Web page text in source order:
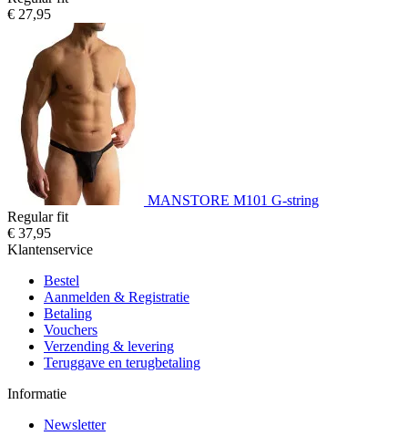
€ 27,95
MANSTORE M101 G-string
Regular fit
€ 37,95
Klantenservice
Bestel
Aanmelden & Registratie
Betaling
Vouchers
Verzending & levering
Teruggave en terugbetaling
Informatie
Newsletter